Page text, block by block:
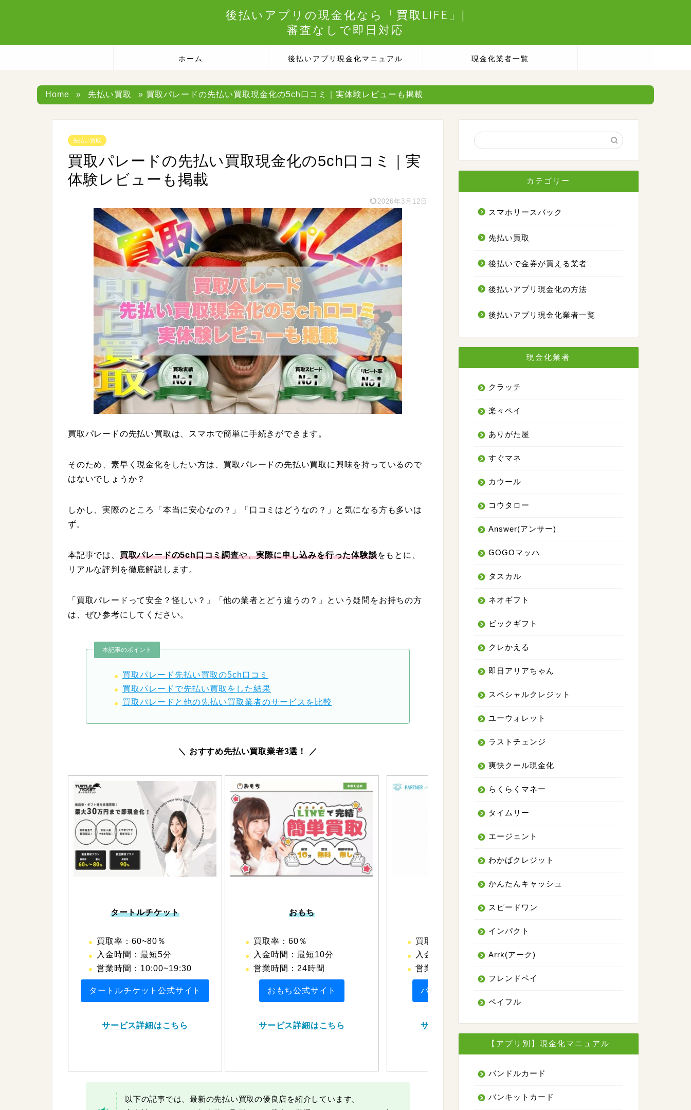
後払いアプリの現金化なら「買取LIFE」|
審査なしで即日対応
ホーム 後払いアプリ現金化マニュアル 現金化業者一覧
Home » 先払い買取 » 買取パレードの先払い買取現金化の5ch口コミ｜実体験レビューも掲載
先払い買取
買取パレードの先払い買取現金化の5ch口コミ｜実
体験レビューも掲載
2026年3月12日
買取パレードの先払い買取は、スマホで簡単に手続きができます。
そのため、素早く現金化をしたい方は、買取パレードの先払い買取に興味を持っているので
はないでしょうか？
しかし、実際のところ「本当に安心なの？」「口コミはどうなの？」と気になる方も多いは
ず。
本記事では、 買取パレードの5ch口コミ調査や、実際に申し込みを行った体験談をもとに、
リアルな評判を徹底解説します。
「買取パレードって安全？怪しい？」「他の業者とどう違うの？」という疑問をお持ちの方
は、ぜひ参考にしてください。
本記事のポイント
買取パレード先払い買取の5ch口コミ
買取パレードで先払い買取をした結果
買取パレードと他の先払い買取業者のサービスを比較
＼ おすすめ先払い買取業者3選！ ／
タートルチケット
買取率：60~80％
入金時間：最短5分
営業時間：10:00~19:30
タートルチケット公式サイト
サービス詳細はこちら
おもち
買取率：60％
入金時間：最短10分
営業時間：24時間
おもち公式サイト
サービス詳細はこちら
パートナー
買取率：60％~
入金時間：最短10分
営業時間：24時間
パートナー公式サイト
サービス詳細はこちら
以下の記事では、最新の先払い買取の優良店を紹介しています。
カテゴリー
スマホリースバック
先払い買取
後払いで金券が買える業者
後払いアプリ現金化の方法
後払いアプリ現金化業者一覧
現金化業者
クラッチ
楽々ペイ
ありがた屋
すぐマネ
カウール
コウタロー
Answer(アンサー)
GOGOマッハ
タスカル
ネオギフト
ビックギフト
クレかえる
即日アリアちゃん
スペシャルクレジット
ユーウォレット
ラストチェンジ
爽快クール現金化
らくらくマネー
タイムリー
エージェント
わかばクレジット
かんたんキャッシュ
スピードワン
インパクト
Arrk(アーク)
フレンドペイ
ペイフル
【アプリ別】現金化マニュアル
バンドルカード
バンキットカード